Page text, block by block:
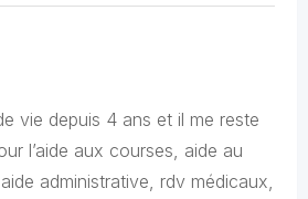
vie depuis 4 ans et il me reste
l’aide aux courses, aide au
administrative, rdv médicaux,